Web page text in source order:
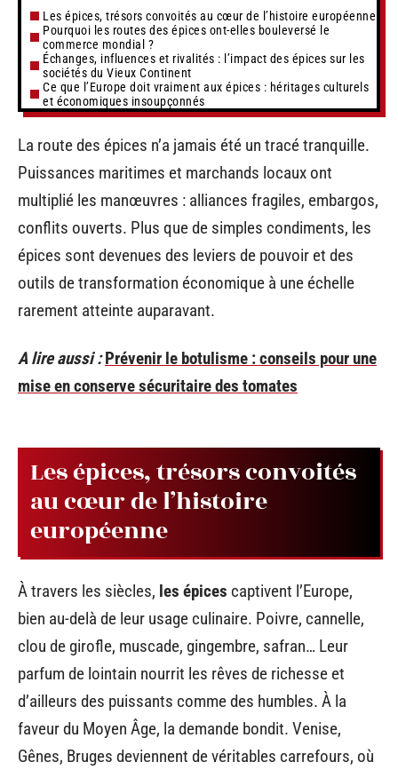
Les épices, trésors convoités au cœur de l’histoire européenne
Pourquoi les routes des épices ont-elles bouleversé le
commerce mondial ?
Échanges, influences et rivalités : l’impact des épices sur les
sociétés du Vieux Continent
Ce que l’Europe doit vraiment aux épices : héritages culturels
et économiques insoupçonnés
La route des épices n’a jamais été un tracé tranquille.
Puissances maritimes et marchands locaux ont
multiplié les manœuvres : alliances fragiles, embargos,
conflits ouverts. Plus que de simples condiments, les
épices sont devenues des leviers de pouvoir et des
outils de transformation économique à une échelle
rarement atteinte auparavant.
A lire aussi : Prévenir le botulisme : conseils pour une
mise en conserve sécuritaire des tomates
Les épices, trésors convoités
au cœur de l’histoire
européenne
À travers les siècles, les épices captivent l’Europe,
bien au-delà de leur usage culinaire. Poivre, cannelle,
clou de girofle, muscade, gingembre, safran… Leur
parfum de lointain nourrit les rêves de richesse et
d’ailleurs des puissants comme des humbles. À la
faveur du Moyen Âge, la demande bondit. Venise,
Gênes, Bruges deviennent de véritables carrefours, où